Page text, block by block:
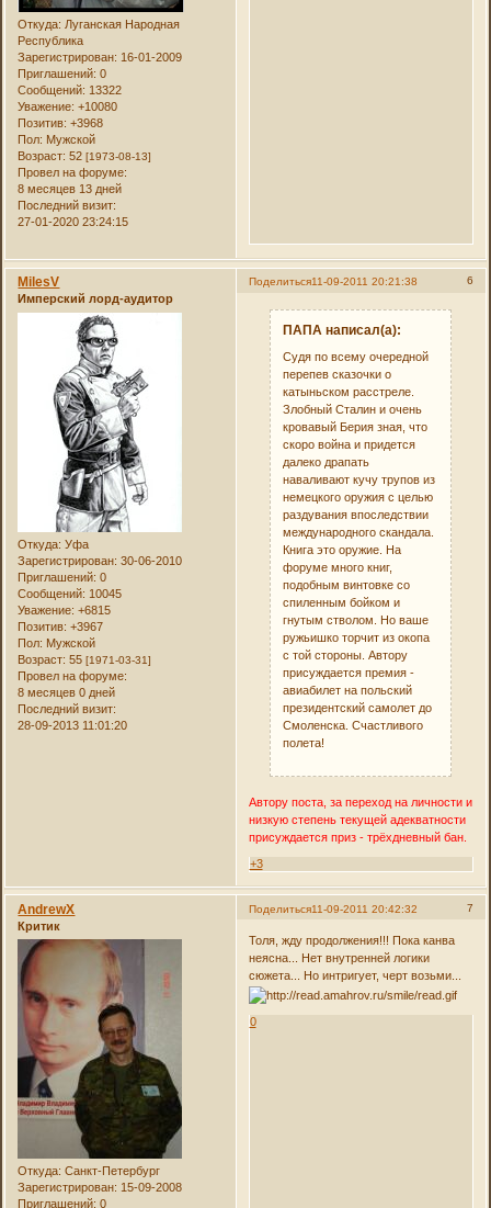
Откуда: Луганская Народная
Республика
Зарегистрирован: 16-01-2009
Приглашений: 0
Сообщений: 13322
Уважение: +10080
Позитив: +3968
Пол: Мужской
Возраст: 52[1973-08-13]
Провел на форуме:
8 месяцев 13 дней
Последний визит:
27-01-2020 23:24:15
Поделиться 6
11-09-2011 20:21:38
MilesV
Имперский лорд-аудитор
Откуда: Уфа
Зарегистрирован: 30-06-2010
Приглашений: 0
Сообщений: 10045
Уважение: +6815
Позитив: +3967
Пол: Мужской
Возраст: 55[1971-03-31]
Провел на форуме:
8 месяцев 0 дней
Последний визит:
28-09-2013 11:01:20
ПАПА написал(а):
Судя по всему очередной
перепев сказочки о
катыньском расстреле.
Злобный Сталин и очень
кровавый Берия зная, что
скоро война и придется
далеко драпать
наваливают кучу трупов из
немецкого оружия с целью
раздувания впоследствии
международного скандала.
Книга это оружие. На
форуме много книг,
подобным винтовке со
спиленным бойком и
гнутым стволом. Но ваше
ружьишко торчит из окопа
с той стороны. Автору
присуждается премия -
авиабилет на польский
президентский самолет до
Смоленска. Счастливого
полета!
Автору поста, за переход на личности и
низкую степень текущей адекватности
присуждается приз - трёхдневный бан.
+3
Поделиться 7
11-09-2011 20:42:32
AndrewX
Критик
Откуда: Санкт-Петербург
Зарегистрирован: 15-09-2008
Приглашений: 0
Толя, жду продолжения!!! Пока канва
неясна... Нет внутренней логики
сюжета... Но интригует, черт возьми...
0